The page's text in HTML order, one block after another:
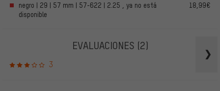
negro | 29 | 57 mm | 57-622 | 2.25 , ya no está
disponible
18,99€
EVALUACIONES (2)
3